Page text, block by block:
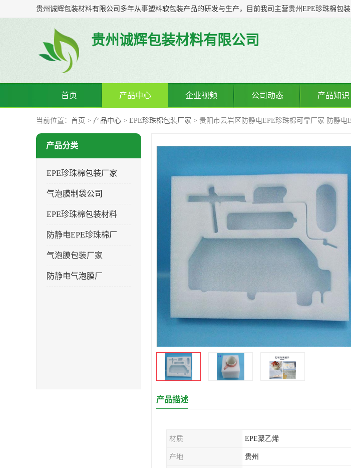
贵州诚辉包装材料有限公司
首页 产品中心 企业视频 公司动态 产品知识
当前位置： 首页 > 产品中心 > EPE珍珠棉包装厂家 > 贵阳市云岩区防静电EPE珍珠棉可靠厂家 防静电
产品分类
EPE珍珠棉包装厂家
气泡膜制袋公司
EPE珍珠棉包装材料
防静电EPE珍珠棉厂
气泡膜包装厂家
防静电气泡膜厂
产品描述
材质 EPE聚乙烯
产地 贵州